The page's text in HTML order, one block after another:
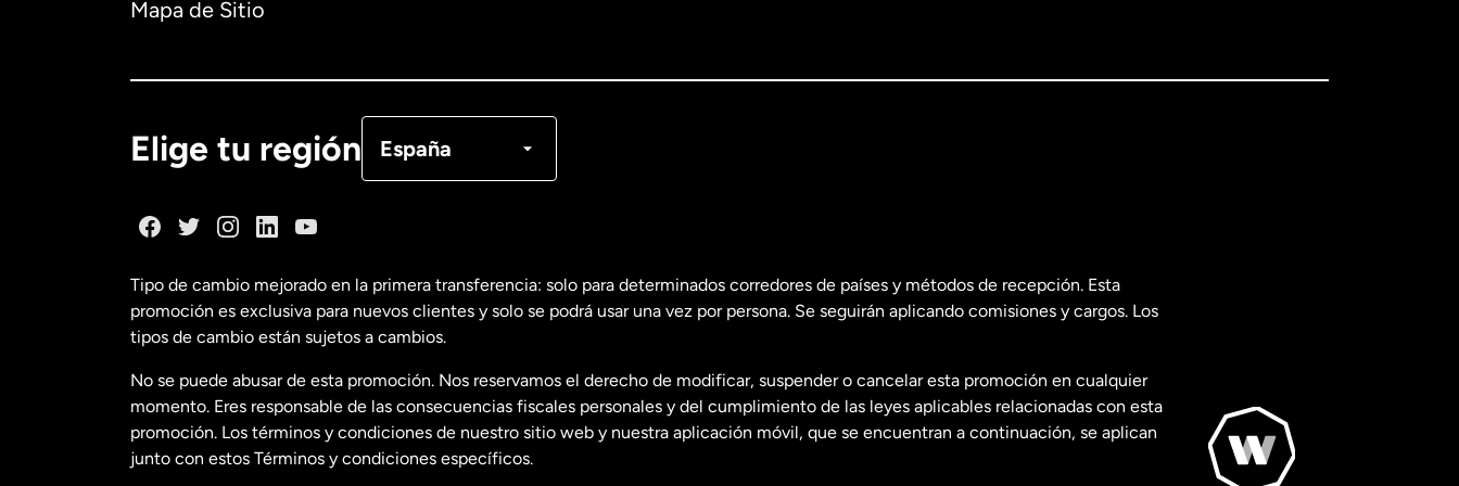
Mapa de Sitio
Elige tu región España
Estados Unidos English
Estados Unidos Español
Francia
Tipo de cambio mejorado en la primera transferencia: solo para determinados corredores de países y métodos de recepción. Esta
promoción es exclusiva para nuevos clientes y solo se podrá usar una vez por persona. Se seguirán aplicando comisiones y cargos. Los
tipos de cambio están sujetos a cambios.
No se puede abusar de esta promoción. Nos reservamos el derecho de modificar, suspender o cancelar esta promoción en cualquier
momento. Eres responsable de las consecuencias fiscales personales y del cumplimiento de las leyes aplicables relacionadas con esta
promoción. Los términos y condiciones de nuestro sitio web y nuestra aplicación móvil, que se encuentran a continuación, se aplican
junto con estos Términos y condiciones específicos.